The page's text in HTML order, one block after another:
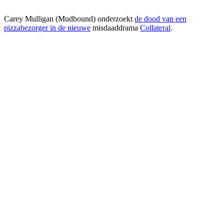
Carey Mulligan (Mudbound) onderzoekt de dood van een
pizzabezorger in de nieuwe misdaaddrama Collateral.